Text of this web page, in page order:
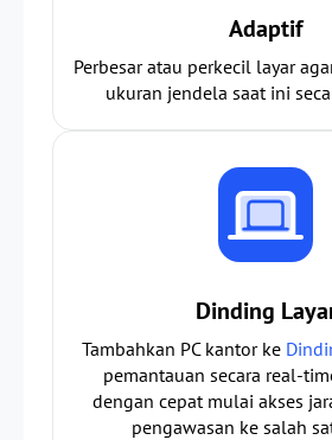
Adaptif
Perbesar atau perkecil layar
ukuran jendela saat ini
Dinding
Tambahkan PC kantor ke
pemantauan secara real-
dengan cepat mulai akses
pengawasan ke salah